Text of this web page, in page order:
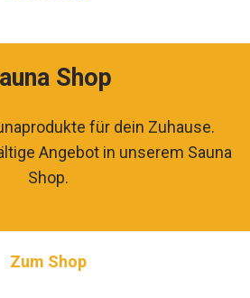
Shop
für dein Zuhause.
Angebot in unserem Sauna
Shop.
Zum Shop